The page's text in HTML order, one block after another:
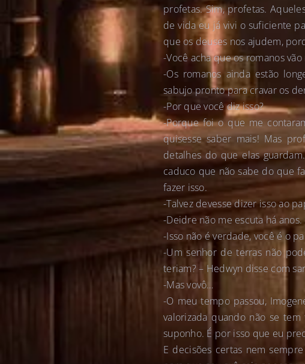
profetas. Sim, profetas.
de vida eu já vivi o suficiente
que os deuses nos ajudem,
-Você acha que os romanos
-Os romanos ainda estão
sabujo pronto para cravar os
-Por que você diz isso?
-Porque foi o que me
quisesse saber mais! Mas
detalhes do que elas
caduco que não sabe do que
fazer isso.
-Talvez devesse dizer isso ao
-Deidre não me escuta há
-Isso não é verdade, você é o
-Um senhor de terras não
teriam? – Hedwyn disse com
-Mas vovô…
-O meu tempo passou,
valorizada quando não se
suponho. É por isso que eu
E decisões certas nem